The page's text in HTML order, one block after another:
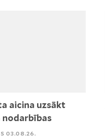
aicina uzsākt
03.08.26.